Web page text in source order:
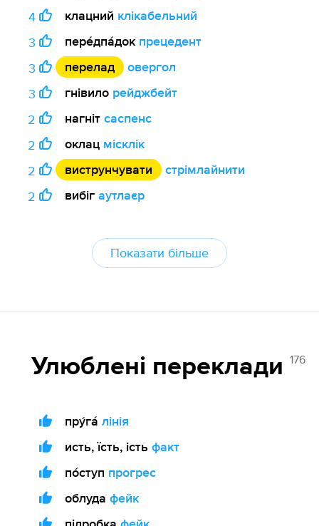
4
клацний клікабельний
3
пере́дпа́док прецедент
3
перелад
овергол
3
гнівило рейджбейт
2
нагніт саспенс
2
оклац місклік
2
виструнчувати
стрімлайнити
2
вибіг аутлаєр
Показати більше
Улюблені переклади 176
пру́га́ лінія
исть, їсть, ість факт
пóступ прогрес
облуда фейк